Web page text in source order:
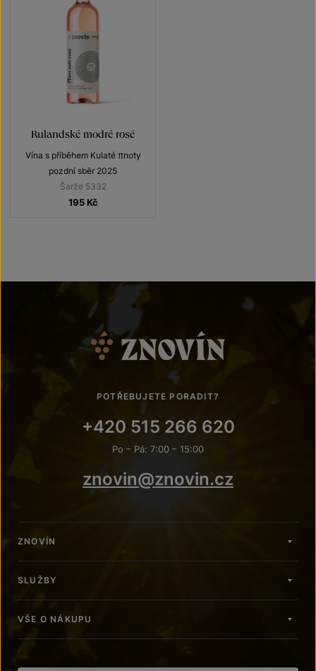
Rulandské modré rosé
Vína s příběhem Kulaté πnoty
pozdní sběr 2025
Šarže 5332
195 Kč
POTŘEBUJETE PORADIT?
+420 515 266 620
Po – Pá: 7:00 – 15:00
znovin@znovin.cz
ZNOVÍN
SLUŽBY
VŠE O NÁKUPU